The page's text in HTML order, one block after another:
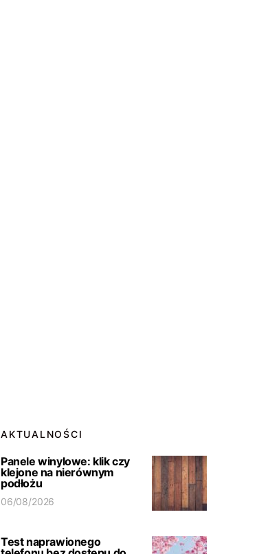
AKTUALNOŚCI
Panele winylowe: klik czy
klejone na nierównym
podłożu
06/08/2026
Test naprawionego